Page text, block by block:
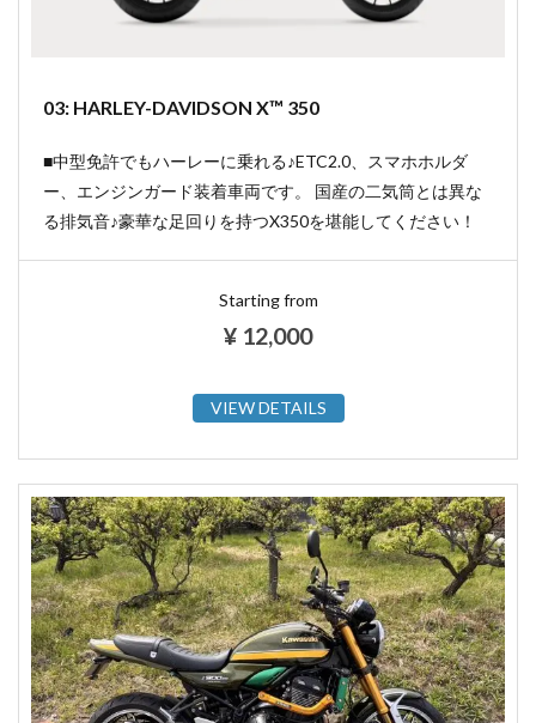
03: HARLEY-DAVIDSON X™ 350
■中型免許でもハーレーに乗れる♪ETC2.0、スマホホルダ
ー、エンジンガード装着車両です。 国産の二気筒とは異な
る排気音♪豪華な足回りを持つX350を堪能してください！
Starting from
¥ 12,000
VIEW DETAILS